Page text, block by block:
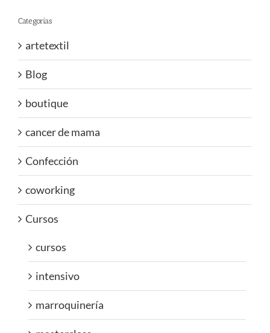
Categorías
artetextil
Blog
boutique
cancer de mama
Confección
coworking
Cursos
cursos
intensivo
marroquinería